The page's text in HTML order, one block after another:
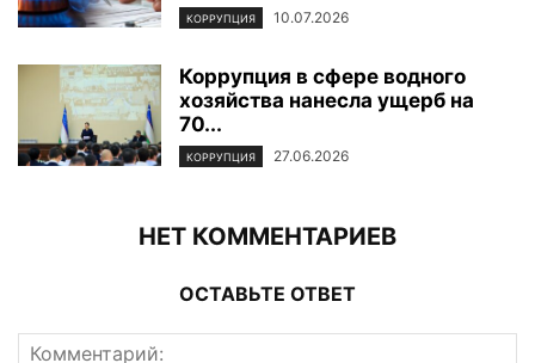
КОРРУПЦИЯ 10.07.2026
Коррупция в сфере водного
хозяйства нанесла ущерб на
70...
КОРРУПЦИЯ 27.06.2026
НЕТ КОММЕНТАРИЕВ
ОСТАВЬТЕ ОТВЕТ